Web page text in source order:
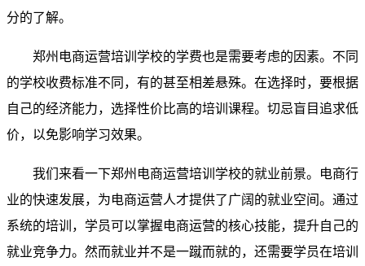
分的了解。
郑州电商运营培训学校的学费也是需要考虑的因素。不同
的学校收费标准不同，有的甚至相差悬殊。在选择时，要根据
自己的经济能力，选择性价比高的培训课程。切忌盲目追求低
价，以免影响学习效果。
我们来看一下郑州电商运营培训学校的就业前景。电商行
业的快速发展，为电商运营人才提供了广阔的就业空间。通过
系统的培训，学员可以掌握电商运营的核心技能，提升自己的
就业竞争力。然而就业并不是一蹴而就的，还需要学员在培训